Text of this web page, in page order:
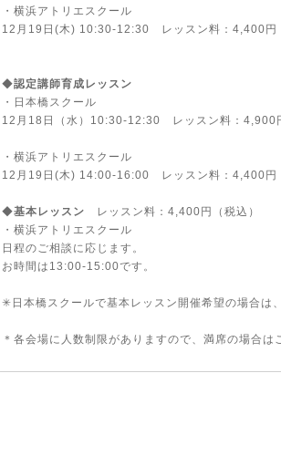
・横浜アトリエスクール
12月19日(木) 10:30-12:30
レッスン料：4,400円
◆認定講師育成レッスン
・日本橋スクール
12月18日（水）10:30-12:30 レッスン料：4,900
・横浜アトリエスクール
12月19日(木) 14:00-16:00
レッスン料：4,400円
◆基本レッスン
レッスン料：4,400円（税込）
・横浜アトリエスクール
日程のご相談に応じます。
お時間は13:00-15:00です。
✳︎日本橋スクールで基本レッスン開催希望の場合は
＊各会場に人数制限がありますので、満席の場合は